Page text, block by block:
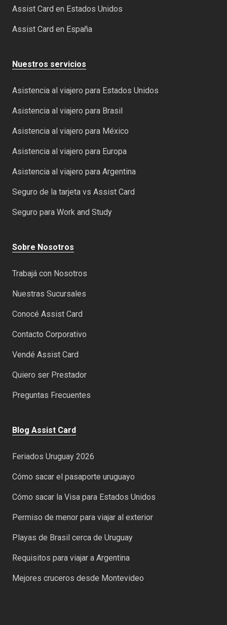
Assist Card en Estados Unidos
Assist Card en España
Nuestros servicios
Asistencia al viajero para Estados Unidos
Asistencia al viajero para Brasil
Asistencia al viajero para México
Asistencia al viajero para Europa
Asistencia al viajero para Argentina
Seguro de la tarjeta vs Assist Card
Seguro para Work and Study
Sobre Nosotros
Trabajá con Nosotros
Nuestras Sucursales
Conocé Assist Card
Contacto Corporativo
Vendé Assist Card
Quiero ser Prestador
Preguntas Frecuentes
Blog Assist Card
Feriados Uruguay 2026
Cómo sacar el pasaporte uruguayo
Cómo sacar la Visa para Estados Unidos
Permiso de menor para viajar al exterior
Playas de Brasil cerca de Uruguay
Requisitos para viajar a Argentina
Mejores cruceros desde Montevideo